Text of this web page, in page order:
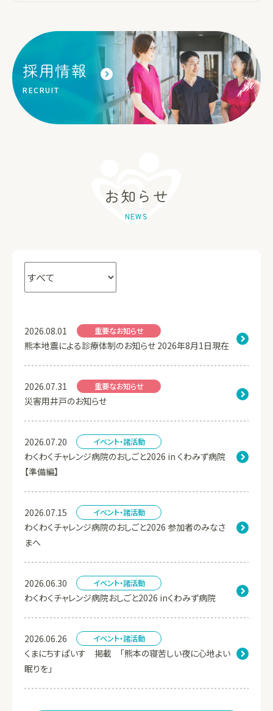
採用情報
RECRUIT
お知らせ
NEWS
2026.08.01 重要なお知らせ
熊本地震による診療体制のお知らせ 2026年8月1日現在
2026.07.31 重要なお知らせ
災害用井戸のお知らせ
2026.07.20 イベント・諸活動
わくわくチャレンジ病院のおしごと2026 in くわみず病院
【準備編】
2026.07.15 イベント・諸活動
わくわくチャレンジ病院のおしごと2026 参加者のみなさ
まへ
2026.06.30 イベント・諸活動
わくわくチャレンジ病院おしごと2026 inくわみず病院
2026.06.26 イベント・諸活動
くまにちすぱいす 掲載 「熊本の寝苦しい夜に心地よい
眠りを」